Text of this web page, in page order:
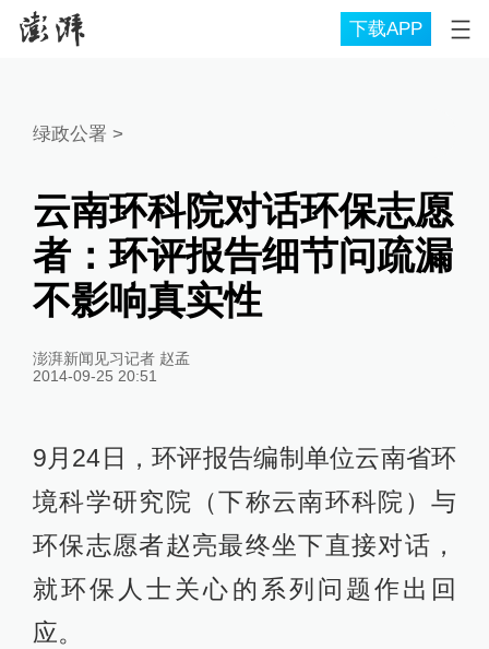
下载APP
绿政公署 >
云南环科院对话环保志愿
者：环评报告细节问疏漏
不影响真实性
澎湃新闻见习记者 赵孟
2014-09-25 20:51
9月24日，环评报告编制单位云南省环
境科学研究院（下称云南环科院）与
环保志愿者赵亮最终坐下直接对话，
就环保人士关心的系列问题作出回
应。